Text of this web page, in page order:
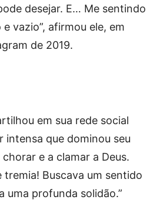
desejar. E… Me sentindo
vazio”, afirmou ele, em
de 2019.
em sua rede social
intensa que dominou seu
e a clamar a Deus.
Buscava um sentido
uma profunda solidão.”